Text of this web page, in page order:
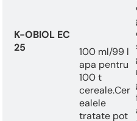
K-OBIOL EC
25
100 ml/99 l
apa pentru
100 t
cereale.Cer
ealele
tratate pot